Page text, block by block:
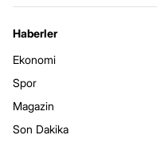
Haberler
Ekonomi
Spor
Magazin
Son Dakika